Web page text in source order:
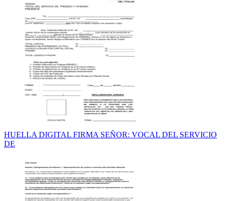
HUELLA DIGITAL FIRMA SEÑOR: VOCAL DEL SERVICIO
DE